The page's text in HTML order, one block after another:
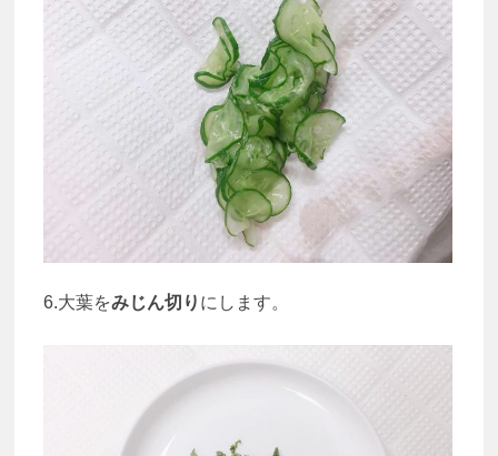
6.大葉をみじん切り にします。